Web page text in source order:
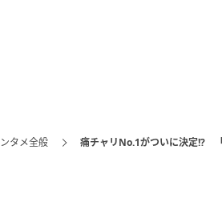
タメ全般 痛チャリNo.1がついに決定!?